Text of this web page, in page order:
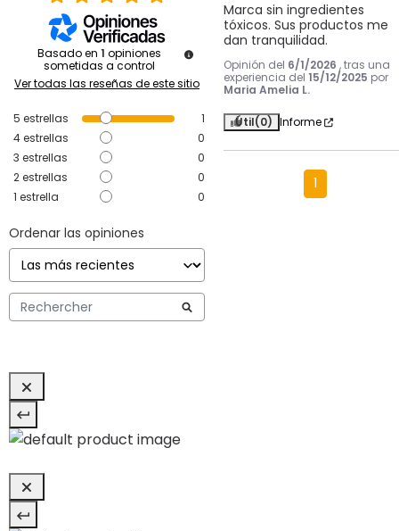
Basado en 1 opiniones
sometidas a control
Ver todas las reseñas de este sitio
5 estrellas
1
4estrellas
0
3 estrellas
0
2estrellas
0
1 estrella 0
Ordenar las opiniones
Marca sin ingredientes
tóxicos. Sus productos me
dan tranquilidad.
Opinión del 6/1/2026 , tras una
experiencia del 15/12/2025 por
Maria Amelia L.
Útil(0) Informe
1